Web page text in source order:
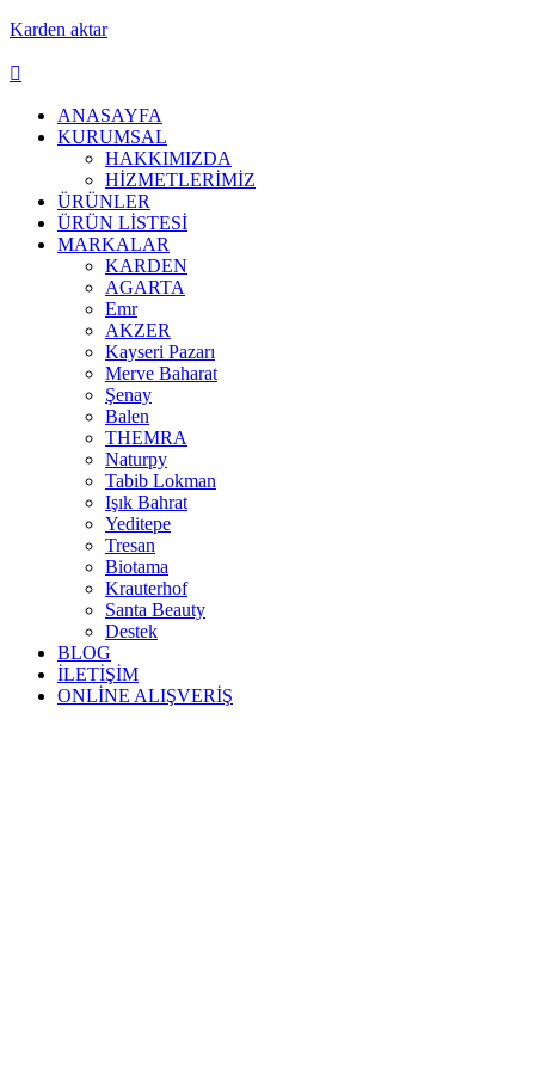
Karden aktar
ANASAYFA
KURUMSAL
HAKKIMIZDA
HİZMETLERİMİZ
ÜRÜNLER
ÜRÜN LİSTESİ
MARKALAR
KARDEN
AGARTA
Emr
AKZER
Kayseri Pazarı
Merve Baharat
Şenay
Balen
THEMRA
Naturpy
Tabib Lokman
Işık Bahrat
Yeditepe
Tresan
Biotama
Krauterhof
Santa Beauty
Destek
BLOG
İLETİŞİM
ONLİNE ALIŞVERİŞ